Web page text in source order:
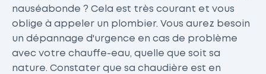
nauséabonde ? Cela est très courant et vous
oblige à appeler un plombier. Vous aurez besoin
un dépannage d'urgence en cas de problème
avec votre chauffe-eau, quelle que soit sa
nature. Constater que sa chaudière est en